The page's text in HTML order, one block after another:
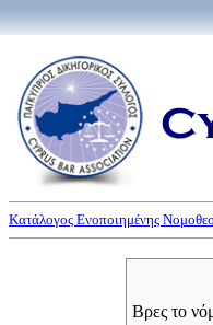
Κατάλογος Ενοποιημένης
Βρες το